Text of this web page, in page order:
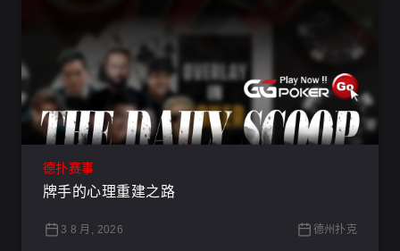
德扑赛事
牌手的心理重建之路
3 8 月, 2026 德州扑克